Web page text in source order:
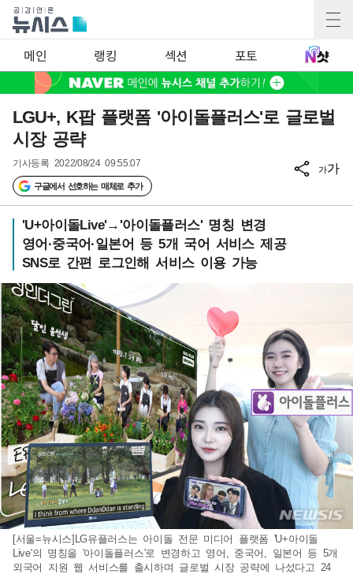
메인 랭킹 섹션 포토
LGU+, K팝 플랫폼 '아이돌플러스'로 글로벌
시장 공략
기사등록 2022/08/24 09:55:07
구글에서 선호하는 매체로 추가
가가
'U+아이돌Live'→'아이돌플러스' 명칭 변경
영어·중국어·일본어 등 5개 국어 서비스 제공
SNS로 간편 로그인해 서비스 이용 가능
[서울=뉴시스]LG유플러스는 아이돌 전문 미디어 플랫폼 'U+아이돌
Live'의 명칭을 '아이돌플러스'로 변경하고 영어, 중국어, 일본어 등 5개
외국어 지원 웹 서비스를 출시하며 글로벌 시장 공략에 나섰다고 24